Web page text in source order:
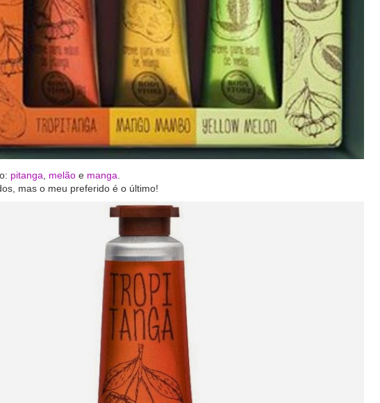
pitanga melão e manga
mas o meu preferido é o último!